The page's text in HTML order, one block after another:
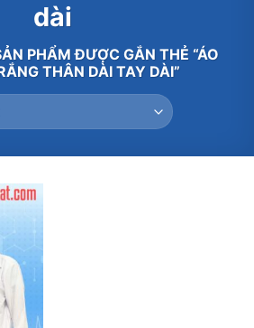
dài
PHẨM ĐƯỢC GẮN THẺ “ÁO
THÂN DÀI TAY DÀI”